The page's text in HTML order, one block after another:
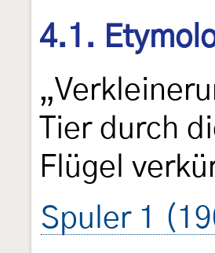
4.1.
Tier durch
Flügel
Spuler 1